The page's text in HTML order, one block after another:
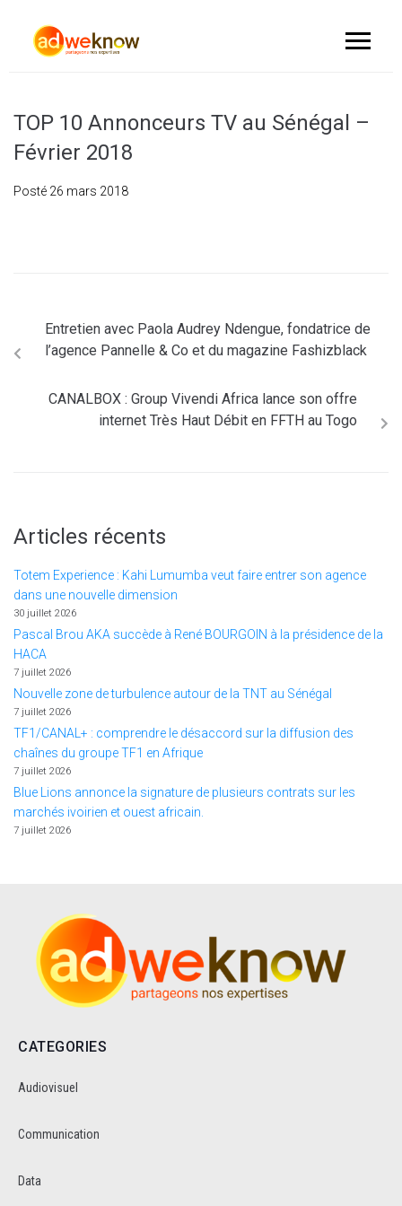
TOP 10 Annonceurs TV au Sénégal –
Février 2018
Posté 26 mars 2018
Entretien avec Paola Audrey Ndengue, fondatrice de
l’agence Pannelle & Co et du magazine Fashizblack
CANALBOX : Group Vivendi Africa lance son offre
internet Très Haut Débit en FFTH au Togo
Articles récents
Totem Experience : Kahi Lumumba veut faire entrer son agence
dans une nouvelle dimension
30 juillet 2026
Pascal Brou AKA succède à René BOURGOIN à la présidence de la
HACA
7 juillet 2026
Nouvelle zone de turbulence autour de la TNT au Sénégal
7 juillet 2026
TF1/CANAL+ : comprendre le désaccord sur la diffusion des
chaînes du groupe TF1 en Afrique
7 juillet 2026
Blue Lions annonce la signature de plusieurs contrats sur les
marchés ivoirien et ouest africain.
7 juillet 2026
CATEGORIES
Audiovisuel
Communication
Data